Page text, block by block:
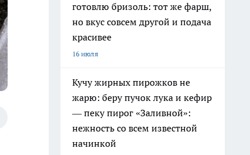
готовлю бризоль: тот же фарш,
но вкус совсем другой и подача
красивее
16 июля
Кучу жирных пирожков не
жарю: беру пучок лука и кефир
— пеку пирог «Заливной»:
нежность со всем известной
начинкой